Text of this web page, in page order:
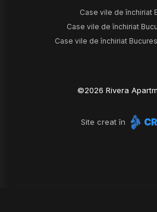
Case vile de închiriat
Case vile de închiriat
Case vile de închiriat
©2026 Rivera
Site creat în